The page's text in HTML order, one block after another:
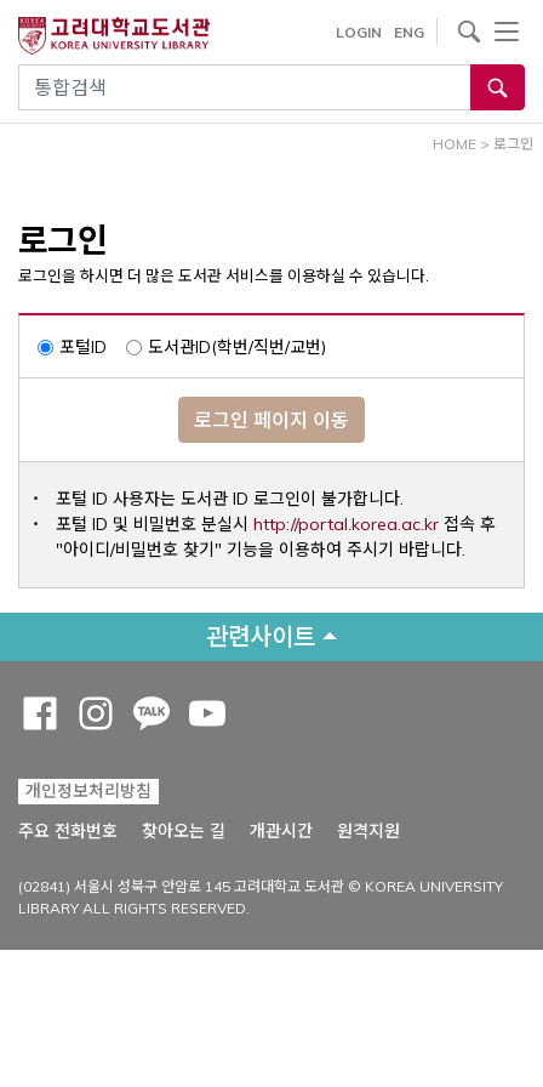
건
통합검색
LOGIN ENG
사이트내 검색
HOME > 로그인
로그인
로그인을 하시면 더 많은 도서관 서비스를 이용하실 수 있습니다.
포털ID 도서관ID(학번/직번/교번)
로그인 페이지 이동
포털 ID 사용자는 도서관 ID 로그인이 불가합니다.
포털 ID 및 비밀번호 분실시 http://portal.korea.ac.krOpens a
접속 후
"아이디/비밀번호 찾기" 기능을 이용하여 주시기 바랍니다.
관련사이트
개인정보처리방침
주요 전화번호
찾아오는 길 개관시간 원격지원
(02841) 서울시 성북구 안암로 145 고려대학교 도서관 © KOREA UNIVERSITY
LIBRARY ALL RIGHTS RESERVED.
Opens a new window
Opens a new window
Opens a new window